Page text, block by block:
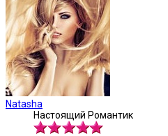
Natasha
Настоящий Романтик